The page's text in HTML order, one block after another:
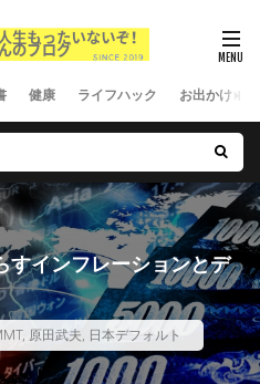
健康 ライフハック お出かけ
すインフレーションとデ
, 原田武夫, 日本デフォルト